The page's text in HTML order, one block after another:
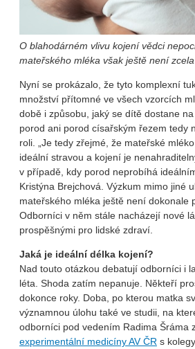
O blahodárném vlivu kojení vědci
mateřského mléka však ještě není
Nyní se prokázalo, že tyto komplexní
množství přítomné ve všech vzorcích
době i způsobu, jaký se dítě dostane
porod ani porod císařským řezem tedy
roli. „Je tedy zřejmé, že mateřské
ideální stravou a kojení je
v případě, kdy porod neprobíhá
Kristýna Brejchová. Výzkum mimo jiné
mateřského mléka ještě není dokonale
Odborníci v něm stále nacházejí nové
prospěšnými pro lidské zdraví.
Jaká je ideální délka kojení?
Nad touto otázkou debatují odborníci i
léta. Shoda zatím nepanuje. Někteří
dokonce roky. Doba, po kterou matka
významnou úlohu také ve studii, na
odborníci pod vedením Radima Šráma
experimentální medicíny AV ČR s